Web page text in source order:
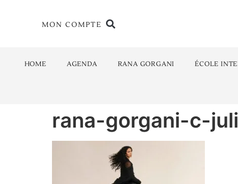
MON COMPTE
HOME AGENDA RANA GORGANI ÉCOLE
rana-gorgani-c-